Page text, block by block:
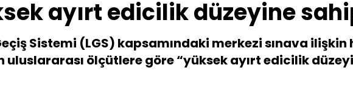
ayırt edicilik düzeyine
Sistemi (LGS) kapsamındaki merkezi sınava
uluslararası ölçütlere göre “yüksek ayırt edicilik